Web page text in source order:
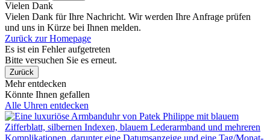
Vielen Dank
Vielen Dank für Ihre Nachricht. Wir werden Ihre Anfrage prüfen
und uns in Kürze bei Ihnen melden.
Zurück zur Homepage
Es ist ein Fehler aufgetreten
Bitte versuchen Sie es erneut.
Zurück
Mehr entdecken
Könnte Ihnen gefallen
Alle Uhren entdecken